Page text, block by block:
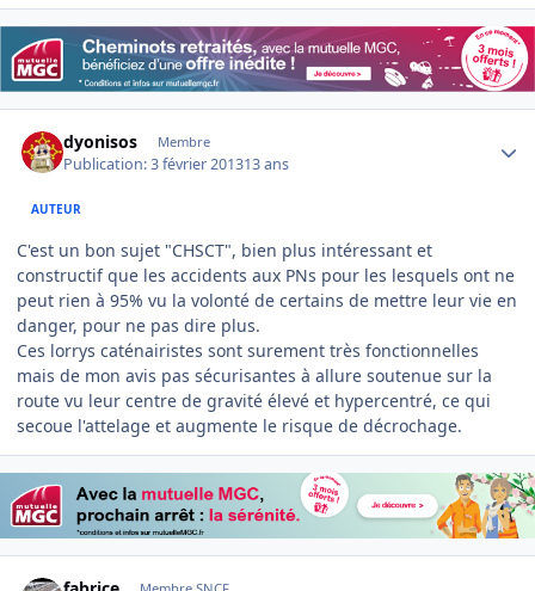
dyonisos Membre
Publication:3 février 201313 ans
AUTEUR
C'est un bon sujet "CHSCT", bien plus intéressant et
constructif que les accidents aux PNs pour les lesquels ont ne
peut rien à 95% vu la volonté de certains de mettre leur vie en
danger, pour ne pas dire plus.
Ces lorrys caténairistes sont surement très fonctionnelles
mais de mon avis pas sécurisantes à allure soutenue sur la
route vu leur centre de gravité élevé et hypercentré, ce qui
secoue l'attelage et augmente le risque de décrochage.